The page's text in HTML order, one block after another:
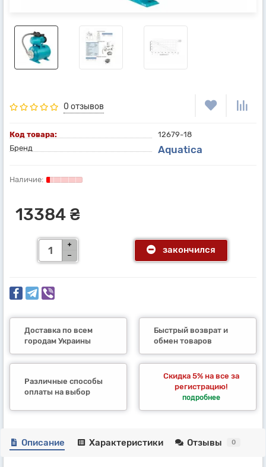
0 отзывов
Код товара:
12679-18
Бренд
Aquatica
13384 ₴
закончился
Доставка по всем
городам Украины
Быстрый возврат и
обмен товаров
Различные способы
оплаты на выбор
Скидка 5% на все за
регистрацию!
подробнее
Описание Характеристики Отзывы 0